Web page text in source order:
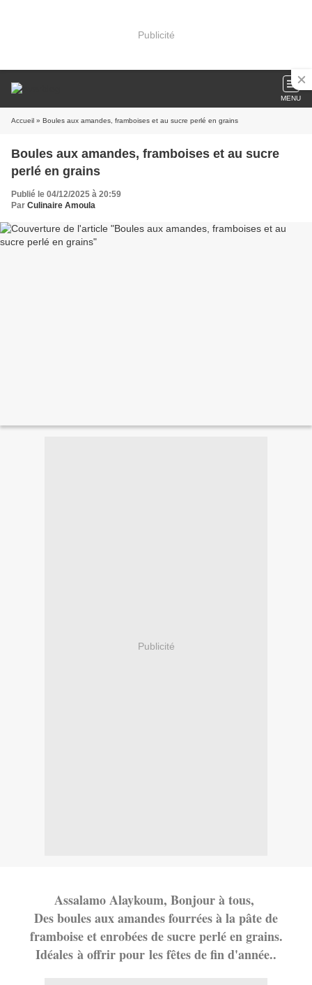
Publicité
MENU
Accueil » Boules aux amandes, framboises et au sucre perlé en grains
Boules aux amandes, framboises et au sucre
perlé en grains
Publié le 04/12/2025 à 20:59
Par Culinaire Amoula
Publicité
Assalamo Alaykoum, Bonjour à tous,
Des boules aux amandes fourrées à la pâte de
framboise et enrobées de sucre perlé en grains.
Idéales à offrir pour les fêtes de fin d'année..